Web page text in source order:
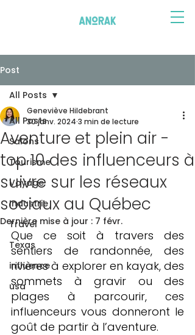
Post
All Posts
Salons
Tourisme
Voyage
Industrie
Travel
Texas
influence
usa
All Posts
Aventure et plein air -
top 10 des influenceurs à
suivre sur les réseaux
sociaux au Québec
Geneviève Hildebrant
30 janv. 2024 3 min de lecture
Dernière mise à jour : 7 févr.
Que ce soit à travers des
sentiers de randonnée, des
rivières à explorer en kayak, des
sommets à gravir ou des
plages à parcourir, ces
influenceurs vous donneront le
goût de partir à l’aventure.